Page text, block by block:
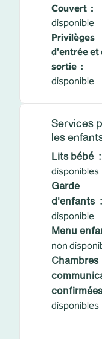
Couvert :
disponible
Privilèges
d'entrée et
sortie :
disponible
Services
les
Lits bébé :
disponibles
Garde
d'enfants :
disponible
Menu
non
Chambres
confirmées
disponibles